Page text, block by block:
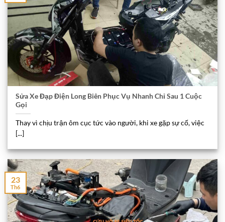
Sửa Xe Đạp Điện Long Biên Phục Vụ Nhanh Chỉ Sau 1 Cuộc
Gọi
Thay vì chịu trận ôm cục tức vào người, khi xe gặp sự cố, việc
[...]
23
Th6